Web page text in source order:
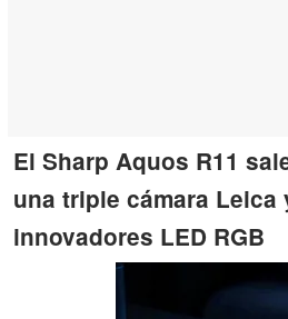
El Sharp Aquos R11
una triple cámara Leica
innovadores LED RGB